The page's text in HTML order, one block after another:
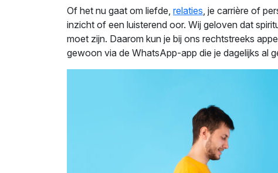
Of het nu gaat om liefde, relaties, je carrière of
inzicht of een luisterend oor. Wij geloven dat
moet zijn. Daarom kun je bij ons rechtstreeks
gewoon via de WhatsApp-app die je dagelijks al